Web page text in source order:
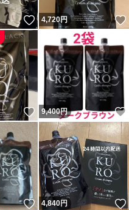
いいね！
4,720円
いいね！
9,400円
いいね！
4,840円